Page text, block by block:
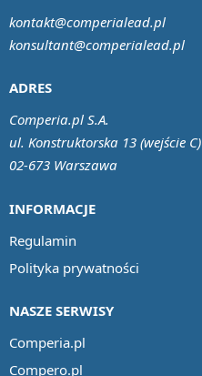
INFORMACJE
Regulamin
Polityka prywatności
NASZE SERWISY
Comperia.pl
Compero.pl
ADRES
Comperia.pl S.A.
ul. Konstruktorska 13 (wejście C)
02-673 Warszawa
kontakt@comperialead.pl
konsultant@comperialead.pl